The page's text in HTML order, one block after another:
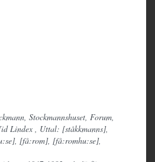
Stockmannshuset, Forum,
Lindex , Uttal: [ståkkmanns],
[få:rom], [få:romhu:se],